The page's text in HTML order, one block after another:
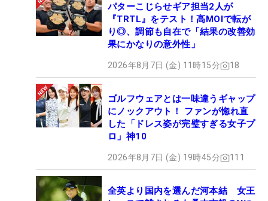
そんな佐藤選手が、プロへの憧れを抱いた地で念願
パターこじらせギア担当2人が
『TRTL』をテスト！高MOIで転が
り◎、調節も自在で「結果の改善効
果にかなりの意外性」
2026年8月7日 (金) 11時15分 18
ゴルフウェアとは一味違うギャップ
にノックアウト！ ファンが惚れ直
した「ドレス姿が完璧すぎる女子プ
ロ」神10
2026年8月7日 (金) 19時45分 111
全英より国内を選んだ河本結 女王